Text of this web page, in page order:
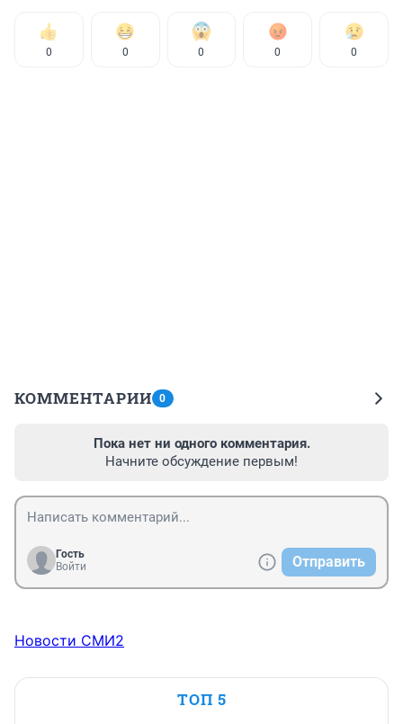
0 0 0 0 0
КОММЕНТАРИИ 0
Пока нет ни одного комментария.
Начните обсуждение первым!
Гость
Войти
Отправить
Новости СМИ2
ТОП 5